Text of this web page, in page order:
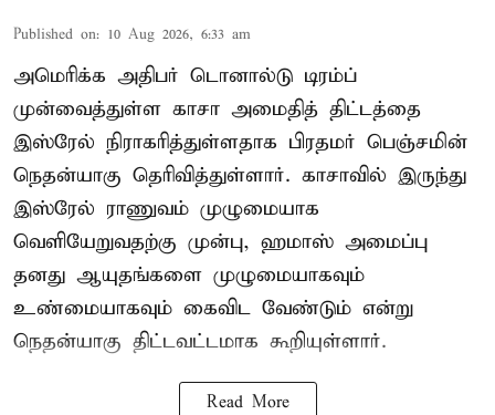
Published on: 10 Aug 2026, 6:33 am
அமெரிக்க அதிபர் டொனால்டு டிரம்ப்
முன்வைத்துள்ள காசா அமைதித் திட்டத்தை
இஸ்ரேல் நிராகரித்துள்ளதாக பிரதமர் பெஞ்சமின்
நெதன்யாகு தெரிவித்துள்ளார். காசாவில் இருந்து
இஸ்ரேல் ராணுவம் முழுமையாக
வெளியேறுவதற்கு முன்பு, ஹமாஸ் அமைப்பு
தனது ஆயுதங்களை முழுமையாகவும்
உண்மையாகவும் கைவிட வேண்டும் என்று
நெதன்யாகு திட்டவட்டமாக கூறியுள்ளார்.
Read More